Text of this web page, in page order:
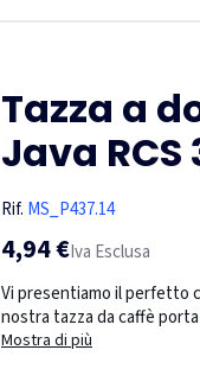
Tazza a
Java
Rif. MS_P437.14
4,94 €Iva Esclusa
Vi presentiamo il perfetto
nostra tazza da caffè
fuoriuscita. Che si tratti di
Mostra di più